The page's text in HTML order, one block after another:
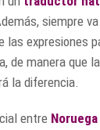
siempre
las expresiones
de manera que
la diferencia.
entre